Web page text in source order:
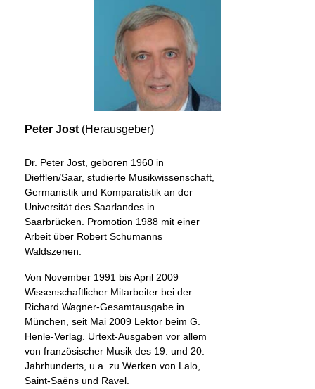
Peter Jost (Herausgeber)
Dr. Peter Jost, geboren 1960 in
Diefflen/Saar, studierte Musikwissenschaft,
Germanistik und Komparatistik an der
Universität des Saarlandes in
Saarbrücken. Promotion 1988 mit einer
Arbeit über Robert Schumanns
Waldszenen.
Von November 1991 bis April 2009
Wissenschaftlicher Mitarbeiter bei der
Richard Wagner-Gesamtausgabe in
München, seit Mai 2009 Lektor beim G.
Henle-Verlag. Urtext-Ausgaben vor allem
von französischer Musik des 19. und 20.
Jahrhunderts, u.a. zu Werken von Lalo,
Saint-Saëns und Ravel.